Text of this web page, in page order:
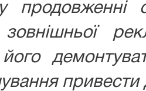
продовженні
його
привести